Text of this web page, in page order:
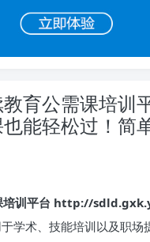
育公需课培
能轻松过！简
课培训平台 http://
学术、技能培训以及职场